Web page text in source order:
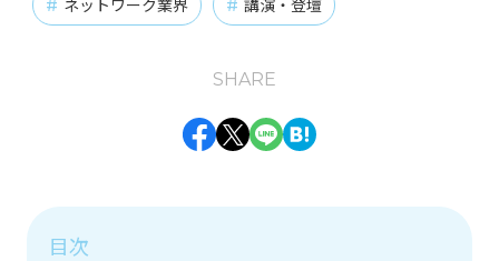
業務紹介 # 組織の魅力
# #
SHARE
Facebook
Twitter
LineHatena
目次